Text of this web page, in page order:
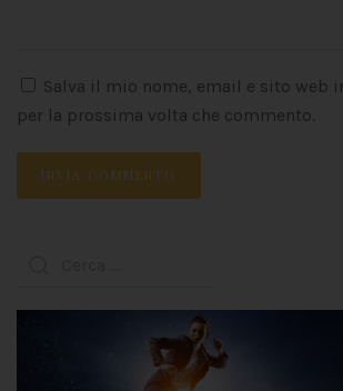
Salva il mio nome, email e sito web
per la prossima volta che commento.
INVIA COMMENTO